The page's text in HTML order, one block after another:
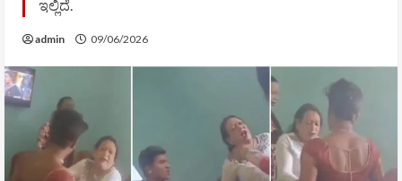
ಇಲ್ಲಿದೆ.
admin 09/06/2026